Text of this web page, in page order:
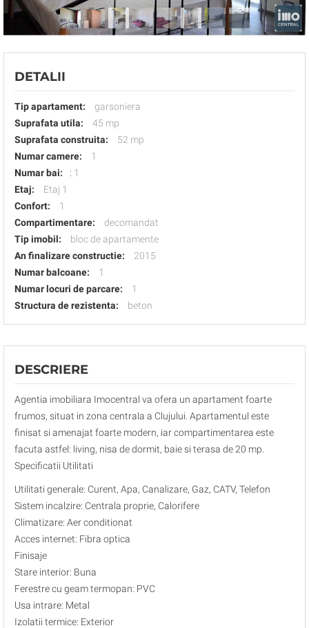
DETALII
Tip apartament:
garsoniera
Suprafata utila:
45 mp
Suprafata construita:
52 mp
Numar camere:
1
Numar bai:
: 1
Etaj:
Etaj 1
Confort:
1
Compartimentare:
decomandat
Tip imobil:
bloc de apartamente
An finalizare constructie:
2015
Numar balcoane:
1
Numar locuri de parcare:
1
Structura de rezistenta:
beton
DESCRIERE
Agentia imobiliara Imocentral va ofera un apartament foarte
frumos, situat in zona centrala a Clujului. Apartamentul este
finisat si amenajat foarte modern, iar compartimentarea este
facuta astfel: living, nisa de dormit, baie si terasa de 20 mp.
Specificatii Utilitati
Utilitati generale: Curent, Apa, Canalizare, Gaz, CATV, Telefon
Sistem incalzire: Centrala proprie, Calorifere
Climatizare: Aer conditionat
Acces internet: Fibra optica
Finisaje
Stare interior: Buna
Ferestre cu geam termopan: PVC
Usa intrare: Metal
Izolatii termice: Exterior